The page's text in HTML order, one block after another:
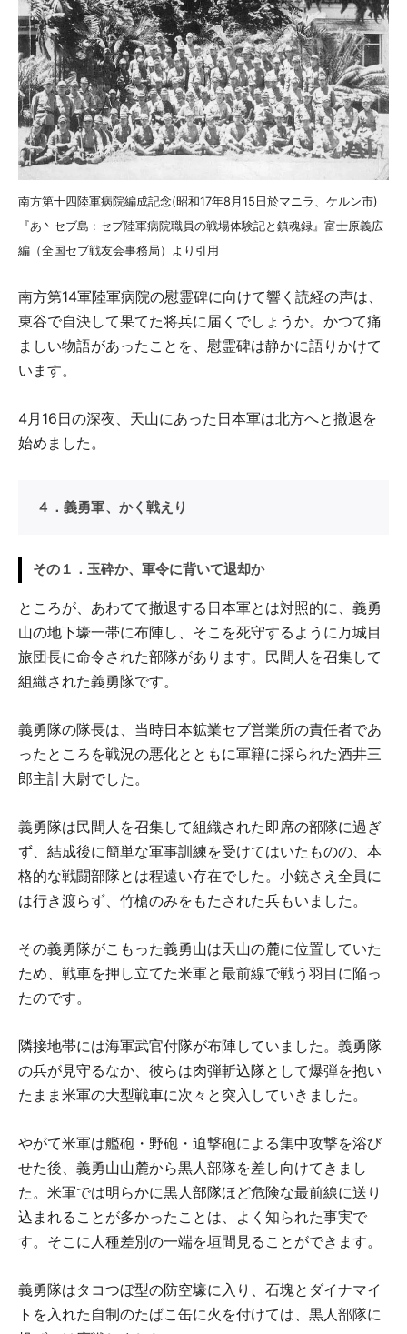
南方第十四陸軍病院編成記念(昭和17年8月15日於マニラ、ケルン市)
『あ丶セブ島 : セブ陸軍病院職員の戦場体験記と鎮魂録』富士原義広
編（全国セブ戦友会事務局）より引用
南方第14軍陸軍病院の慰霊碑に向けて響く読経の声は、
東谷で自決して果てた将兵に届くでしょうか。かつて痛
ましい物語があったことを、慰霊碑は静かに語りかけて
います。
4月16日の深夜、天山にあった日本軍は北方へと撤退を
始めました。
４．義勇軍、かく戦えり
その１．玉砕か、軍令に背いて退却か
ところが、あわてて撤退する日本軍とは対照的に、義勇
山の地下壕一帯に布陣し、そこを死守するように万城目
旅団長に命令された部隊があります。民間人を召集して
組織された義勇隊です。
義勇隊の隊長は、当時日本鉱業セブ営業所の責任者であ
ったところを戦況の悪化とともに軍籍に採られた酒井三
郎主計大尉でした。
義勇隊は民間人を召集して組織された即席の部隊に過ぎ
ず、結成後に簡単な軍事訓練を受けてはいたものの、本
格的な戦闘部隊とは程遠い存在でした。小銃さえ全員に
は行き渡らず、竹槍のみをもたされた兵もいました。
その義勇隊がこもった義勇山は天山の麓に位置していた
ため、戦車を押し立てた米軍と最前線で戦う羽目に陥っ
たのです。
隣接地帯には海軍武官付隊が布陣していました。義勇隊
の兵が見守るなか、彼らは肉弾斬込隊として爆弾を抱い
たまま米軍の大型戦車に次々と突入していきました。
やがて米軍は艦砲・野砲・迫撃砲による集中攻撃を浴び
せた後、義勇山山麓から黒人部隊を差し向けてきまし
た。米軍では明らかに黒人部隊ほど危険な最前線に送り
込まれることが多かったことは、よく知られた事実で
す。そこに人種差別の一端を垣間見ることができます。
義勇隊はタコつぼ型の防空壕に入り、石塊とダイナマイ
トを入れた自制のたばこ缶に火を付けては、黒人部隊に